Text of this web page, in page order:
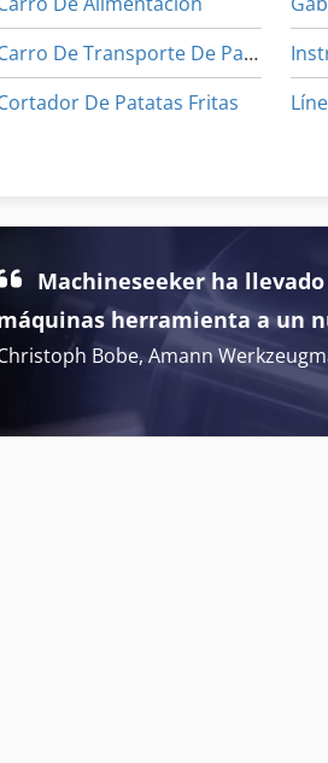
Carro De Transporte De Paletas
De Patatas Fritas
Machineseeker ha
herramienta a un
Bobe, Amann